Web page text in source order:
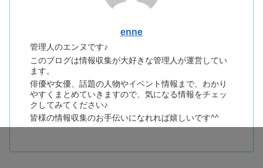
enne
管理人のエンヌです♪
このブログは情報収集が大好きな管理人が運営してい
ます。
俳優や女優、話題の人物やイベント情報まで、わかり
やすくまとめていきますので、気になる情報をチェッ
クしてみてください♪
皆様の情報収集のお手伝いになれれば嬉しいです^^